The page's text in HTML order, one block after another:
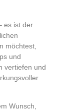
es ist der
möchtest,
und
vertiefen und
Wunsch,